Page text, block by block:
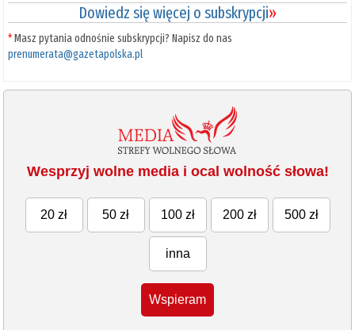
Dowiedz się więcej o subskrypcji»
*Masz pytania odnośnie subskrypcji? Napisz do nas
prenumerata@gazetapolska.pl
Wesprzyj wolne media i ocal wolność słowa!
20 zł 50 zł 100 zł 200 zł 500 zł
inna
Wspieram